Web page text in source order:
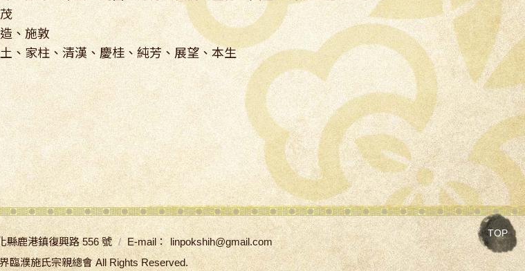
、施敦
柱、清漢、慶桂、純芳、展望、本生
TOP
縣鹿港鎮復興路 556 號 E-mail： linpokshih@gmail.com
臨濮施氏宗親總會All Rights Reserved.